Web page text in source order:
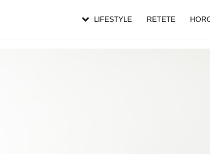
LIFESTYLE RETETEpe măsură